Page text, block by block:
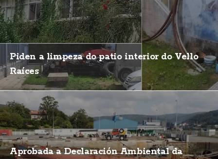
Piden a limpeza do patio interior do Vello
Raíces
Aprobada a Declaración Ambiental da